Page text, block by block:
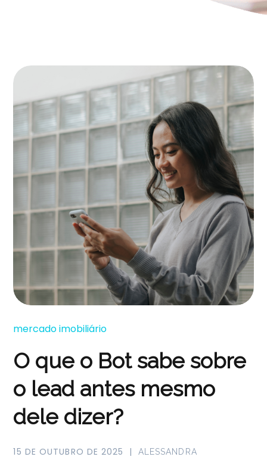
mercado imobiliário
O que o Bot sabe sobre
o lead antes mesmo
dele dizer?
15 DE OUTUBRO DE 2025 ALESSANDRA